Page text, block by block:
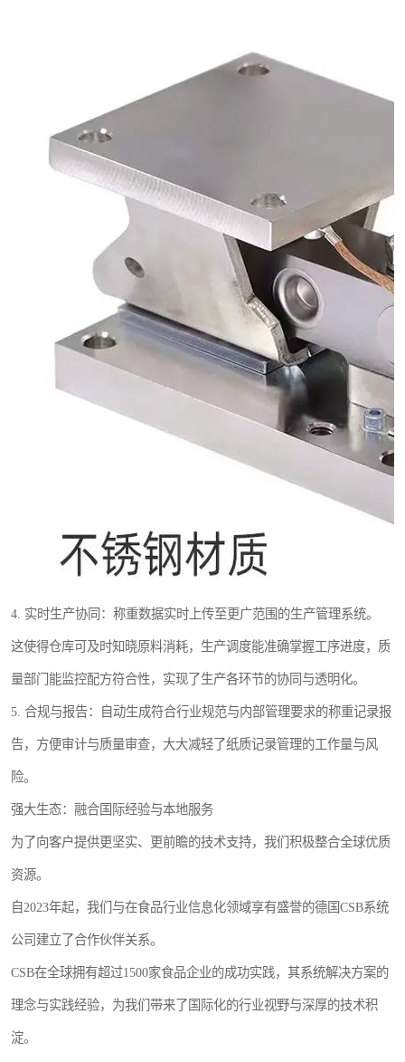
4. 实时生产协同：称重数据实时上传至更广范围的生产管理系统。
这使得仓库可及时知晓原料消耗，生产调度能准确掌握工序进度，质
量部门能监控配方符合性，实现了生产各环节的协同与透明化。
5. 合规与报告：自动生成符合行业规范与内部管理要求的称重记录报
告，方便审计与质量审查，大大减轻了纸质记录管理的工作量与风
险。
强大生态：融合国际经验与本地服务
为了向客户提供更坚实、更前瞻的技术支持，我们积极整合全球优质
资源。
自2023年起，我们与在食品行业信息化领域享有盛誉的德国CSB系统
公司建立了合作伙伴关系。
CSB在全球拥有超过1500家食品企业的成功实践，其系统解决方案的
理念与实践经验，为我们带来了国际化的行业视野与深厚的技术积
淀。